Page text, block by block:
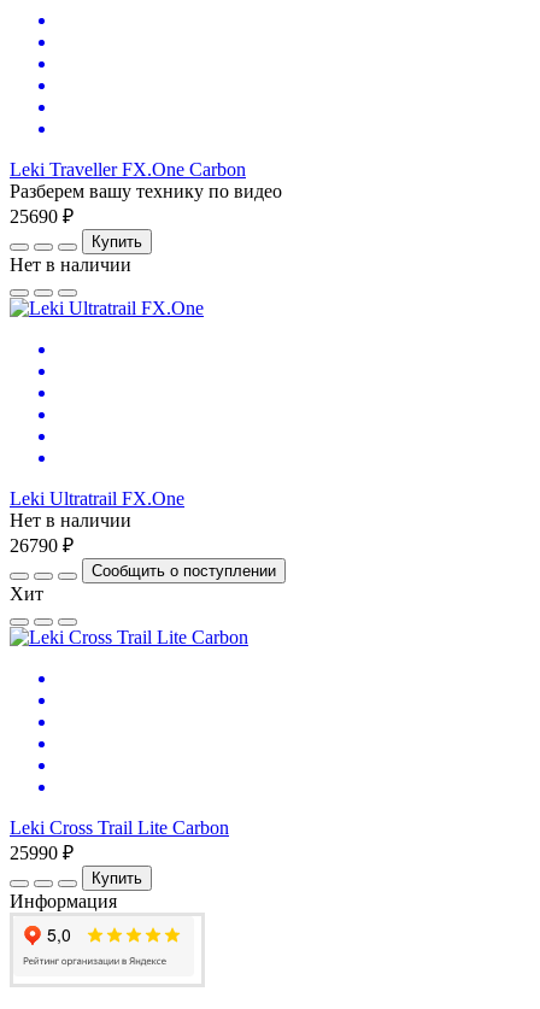
Leki Traveller FX.One Carbon
Разберем вашу технику по видео
25690 ₽
Купить
Нет в наличии
Leki Ultratrail FX.One
Нет в наличии
26790 ₽
Сообщить о поступлении
Хит
Leki Cross Trail Lite Carbon
25990 ₽
Купить
Информация